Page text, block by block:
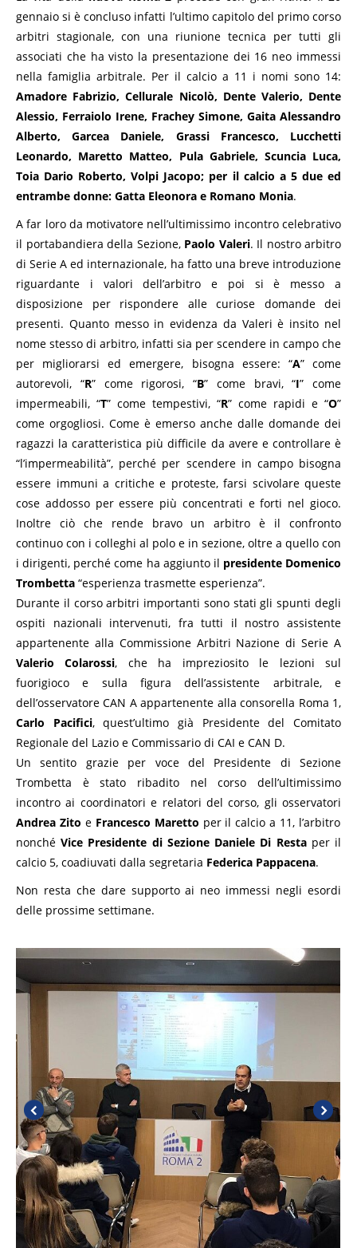
gennaio si è concluso infatti l’ultimo capitolo del primo corso
arbitri stagionale, con una riunione tecnica per tutti gli
associati che ha visto la presentazione dei 16 neo immessi
nella famiglia arbitrale. Per il calcio a 11 i nomi sono 14:
Amadore Fabrizio, Cellurale Nicolò, Dente Valerio, Dente
Alessio, Ferraiolo Irene, Frachey Simone, Gaita Alessandro
Alberto, Garcea Daniele, Grassi Francesco, Lucchetti
Leonardo, Maretto Matteo, Pula Gabriele, Scuncia Luca,
Toia Dario Roberto, Volpi Jacopo; per il calcio a 5 due ed
entrambe donne: Gatta Eleonora e Romano Monia.
A far loro da motivatore nell’ultimissimo incontro celebrativo
il portabandiera della Sezione, Paolo Valeri. Il nostro arbitro
di Serie A ed internazionale, ha fatto una breve introduzione
riguardante i valori dell’arbitro e poi si è messo a
disposizione per rispondere alle curiose domande dei
presenti. Quanto messo in evidenza da Valeri è insito nel
nome stesso di arbitro, infatti sia per scendere in campo che
per migliorarsi ed emergere, bisogna essere: “A” come
autorevoli, “R” come rigorosi, “B” come bravi, “I” come
impermeabili, “T” come tempestivi, “R” come rapidi e “O”
come orgogliosi. Come è emerso anche dalle domande dei
ragazzi la caratteristica più difficile da avere e controllare è
“l’impermeabilità”, perché per scendere in campo bisogna
essere immuni a critiche e proteste, farsi scivolare queste
cose addosso per essere più concentrati e forti nel gioco.
Inoltre ciò che rende bravo un arbitro è il confronto
continuo con i colleghi al polo e in sezione, oltre a quello con
i dirigenti, perché come ha aggiunto il presidente Domenico
Trombetta “esperienza trasmette esperienza”.
Durante il corso arbitri importanti sono stati gli spunti degli
ospiti nazionali intervenuti, fra tutti il nostro assistente
appartenente alla Commissione Arbitri Nazione di Serie A
Valerio Colarossi, che ha impreziosito le lezioni sul
fuorigioco e sulla figura dell’assistente arbitrale, e
dell’osservatore CAN A appartenente alla consorella Roma 1,
Carlo Pacifici, quest’ultimo già Presidente del Comitato
Regionale del Lazio e Commissario di CAI e CAN D.
Un sentito grazie per voce del Presidente di Sezione
Trombetta è stato ribadito nel corso dell’ultimissimo
incontro ai coordinatori e relatori del corso, gli osservatori
Andrea Zito e Francesco Maretto per il calcio a 11, l’arbitro
nonchéVice Presidente di Sezione Daniele Di Restaper il
calcio 5, coadiuvati dalla segretaria Federica Pappacena.
Non resta che dare supporto ai neo immessi negli esordi
delle prossime settimane.